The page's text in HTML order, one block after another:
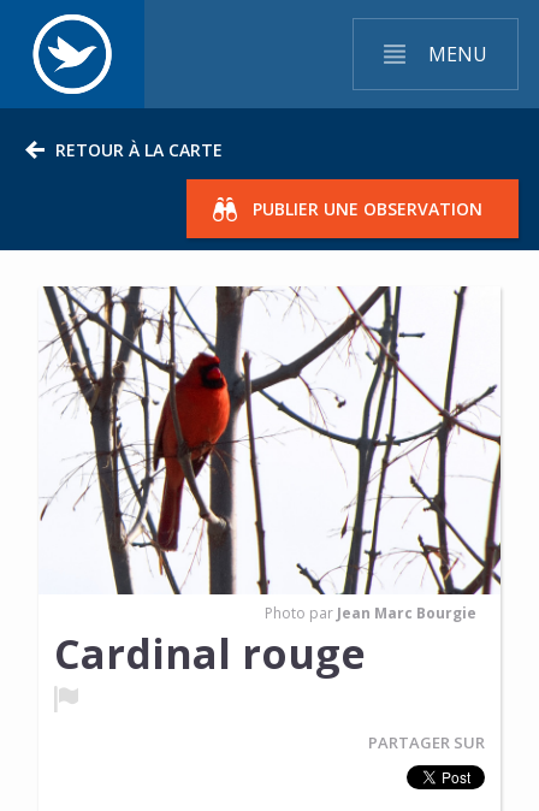
MENU
RETOUR À LA CARTE
PUBLIER UNE OBSERVATION
Photo par Jean Marc Bourgie
Cardinal rouge
PARTAGER SUR